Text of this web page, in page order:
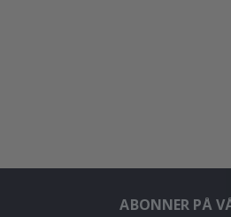
ABONNER PÅ